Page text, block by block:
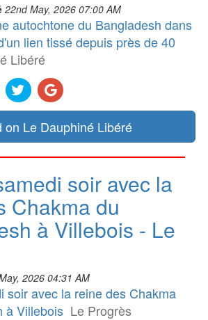
22nd May, 2026 07:00 AM
autochtone du Bangladesh dans
lien tissé depuis près de 40
Libéré
on Le Dauphiné Libéré
soir avec la
Chakma du
à Villebois - Le
2026 04:31 AM
soir avec la reine des Chakma
à Villebois Le Progrès